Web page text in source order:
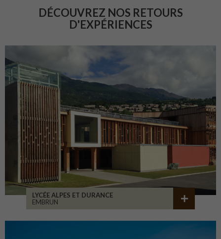
DÉCOUVREZ NOS RETOURS
D'EXPÉRIENCES
LYCÉE ALPES ET DURANCE
EMBRUN